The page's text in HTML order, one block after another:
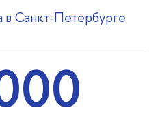
в Санкт-Петербурге